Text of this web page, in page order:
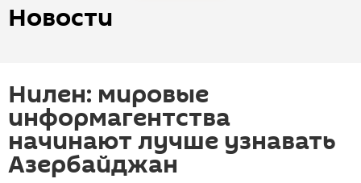
Новости
Нилен: мировые
информагентства
начинают лучше узнавать
Азербайджан